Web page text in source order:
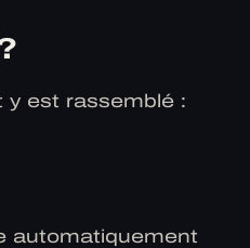
y est rassemblé :
automatiquement